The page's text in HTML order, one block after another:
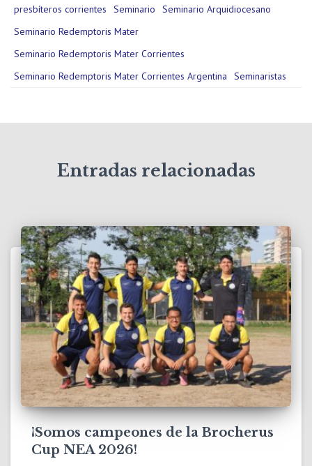
presbíteros corrientes
Seminario
Seminario Arquidiocesano
Seminario Redemptoris Mater
Seminario Redemptoris Mater Corrientes
Seminario Redemptoris Mater Corrientes Argentina
Seminaristas
Entradas relacionadas
¡Somos campeones de la Brocherus
Cup NEA 2026!